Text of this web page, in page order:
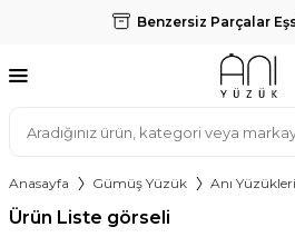
Benzersiz Parçalar
Anasayfa Gümüş Yüzük Anı Yüzükleri
Ürün Liste görseli